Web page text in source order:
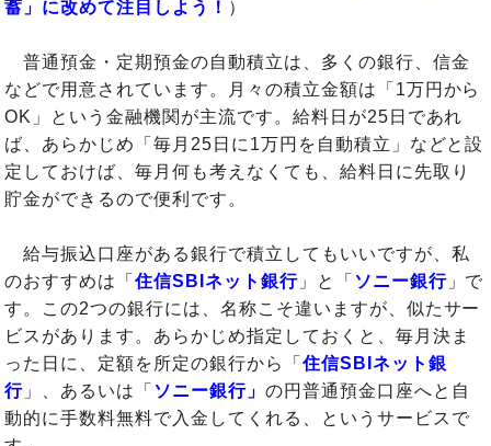
蓄」に改めて注目しよう！ ）
普通預金・定期預金の自動積立は、多くの銀行、信金
などで用意されています。月々の積立金額は「1万円から
OK」という金融機関が主流です。給料日が25日であれ
ば、あらかじめ「毎月25日に1万円を自動積立」などと設
定しておけば、毎月何も考えなくても、給料日に先取り
貯金ができるので便利です。
給与振込口座がある銀行で積立してもいいですが、私
のおすすめは「住信SBIネット銀行」と「 ソニー銀行」で
す。この2つの銀行には、名称こそ違いますが、似たサー
ビスがあります。あらかじめ指定しておくと、毎月決ま
った日に、定額を所定の銀行から「 住信SBIネット銀
行 」、あるいは「 ソニー銀行」 の円普通預金口座へと自
動的に手数料無料で入金してくれる、というサービスで